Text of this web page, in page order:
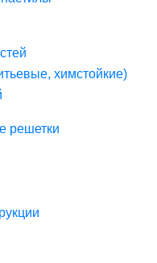
химстойкие)
решетки